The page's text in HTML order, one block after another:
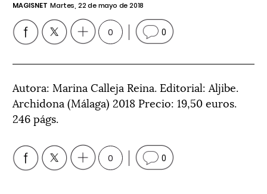
MAGISNET Martes, 22 de mayo de 2018
0 0
Autora: Marina Calleja Reina. Editorial: Aljibe.
Archidona (Málaga) 2018 Precio: 19,50 euros.
246 págs.
0 0